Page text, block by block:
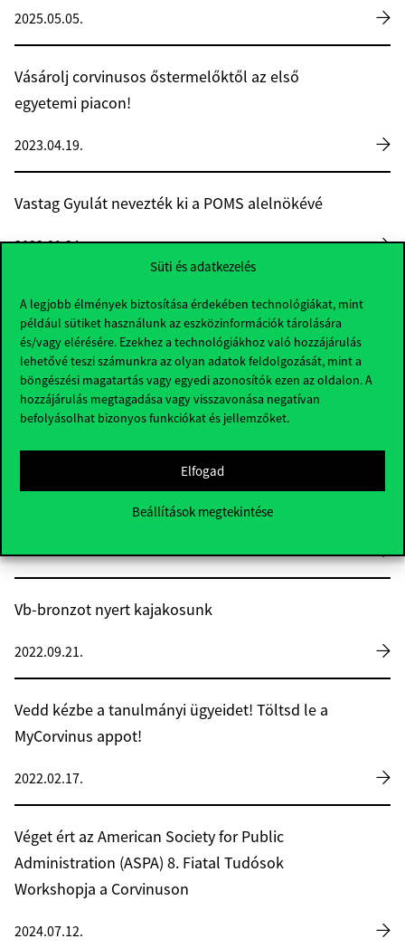
Süti és adatkezelés
A legjobb élmények biztosítása érdekében technológiákat, mint
például sütiket használunk az eszközinformációk tárolására
és/vagy elérésére. Ezekhez a technológiákhoz való hozzájárulás
lehetővé teszi számunkra az olyan adatok feldolgozását, mint a
böngészési magatartás vagy egyedi azonosítók ezen az oldalon. A
hozzájárulás megtagadása vagy visszavonása negatívan
befolyásolhat bizonyos funkciókat és jellemzőket.
Elfogad
Beállítások megtekintése
2025.05.05.
Vásárolj corvinusos őstermelőktől az első
egyetemi piacon!
2023.04.19.
Vastag Gyulát nevezték ki a POMS alelnökévé
2022.01.24.
Vastag Gyulát választották a The Wickham
Skinner Teaching Innovation Award bizottság
elnökévé
2021.11.26.
Vasúti sínek az aulában és titkos alagutak az
alagsorban – a Corvinus főépületének
2022.06.28.
Vb-bronzot nyert kajakosunk
2022.09.21.
Vedd kézbe a tanulmányi ügyeidet! Töltsd le a
MyCorvinus appot!
2022.02.17.
Véget ért az American Society for Public
Administration (ASPA) 8. Fiatal Tudósok
Workshopja a Corvinuson
2024.07.12.